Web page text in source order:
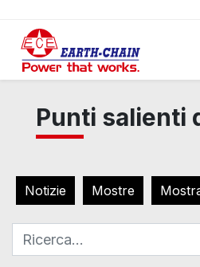
Punti salienti
Notizie Mostre